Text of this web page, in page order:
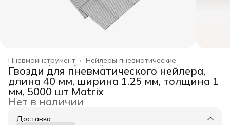
Нейлеры пневматические
Пневмоинструмент ›
Автомобильный инструмент ›
Главная ›
Гвозди для пневматического нейлера,
длина 40 мм, ширина 1.25 мм, толщина 1
мм, 5000 шт Matrix
Нет в наличии
Доставка